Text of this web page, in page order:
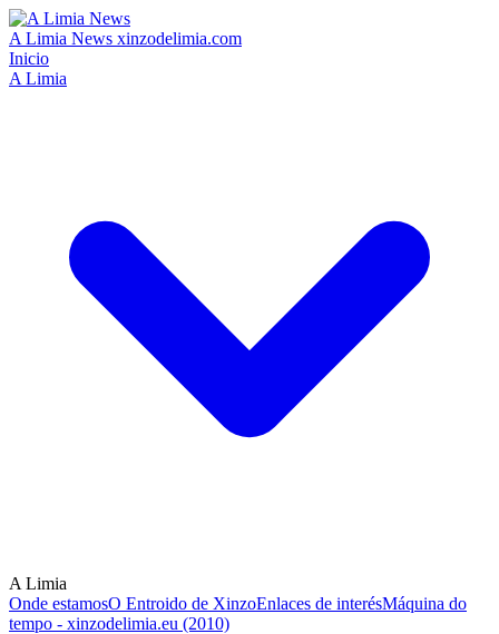
A Limia News xinzodelimia.com
Inicio
A Limia
A Limia
Onde estamosO Entroido de XinzoEnlaces de interésMáquina do
tempo - xinzodelimia.eu (2010)